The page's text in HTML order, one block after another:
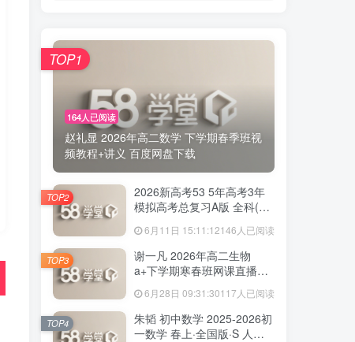
164人已阅读
赵礼显 2026年高二数学 下学期春季班视
频教程+讲义 百度网盘下载
TOP1
2026新高考53 5年高考3年
模拟高考总复习A版 全科(无
6月11日 15:11:12146人已阅读
TOP2
谢一凡 2026年高二生物
a+下学期寒春班网课直播教
6月28日 09:31:30117人已阅读
TOP3
朱韬 初中数学 2025-2026初
一数学 春上·全国版·S 人教
TOP4